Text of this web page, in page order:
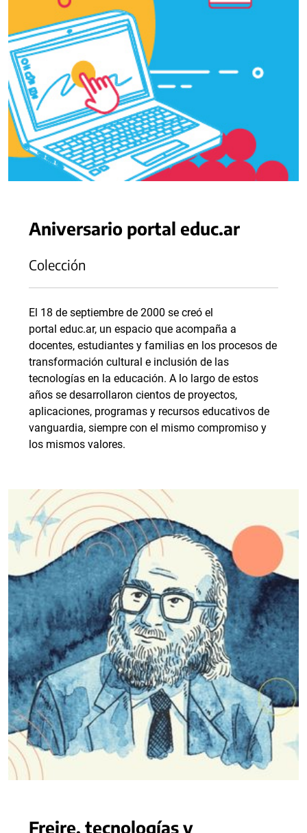
Aniversario portal educ.ar
Colección
El 18 de septiembre de 2000 se creó el
portal educ.ar, un espacio que acompaña a
docentes, estudiantes y familias en los procesos de
transformación cultural e inclusión de las
tecnologías en la educación. A lo largo de estos
años se desarrollaron cientos de proyectos,
aplicaciones, programas y recursos educativos de
vanguardia, siempre con el mismo compromiso y
los mismos valores.
Freire, tecnologías y